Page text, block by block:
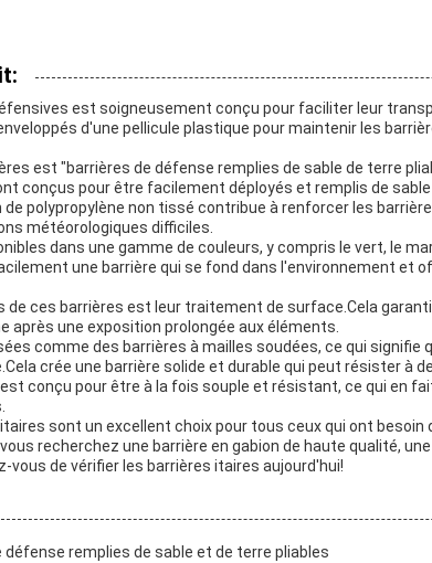
est soigneusement conçu pour faciliter leur
d'une pellicule plastique pour maintenir les
est "barrières de défense remplies de sable de terre
conçus pour être facilement déployés et remplis de
polypropylène non tissé contribue à renforcer les
météorologiques difficiles.
dans une gamme de couleurs, y compris le vert, le
une barrière qui se fond dans l'environnement et
de ces barrières est leur traitement de surface.Cela
une exposition prolongée aux éléments.
comme des barrières à mailles soudées, ce qui signifie
crée une barrière solide et durable qui peut résister à
conçu pour être à la fois souple et résistant, ce qui en
sont un excellent choix pour tous ceux qui ont besoin
recherchez une barrière en gabion de haute qualité,
vous de vérifier les barrières itaires aujourd'hui!
défense remplies de sable et de terre pliables